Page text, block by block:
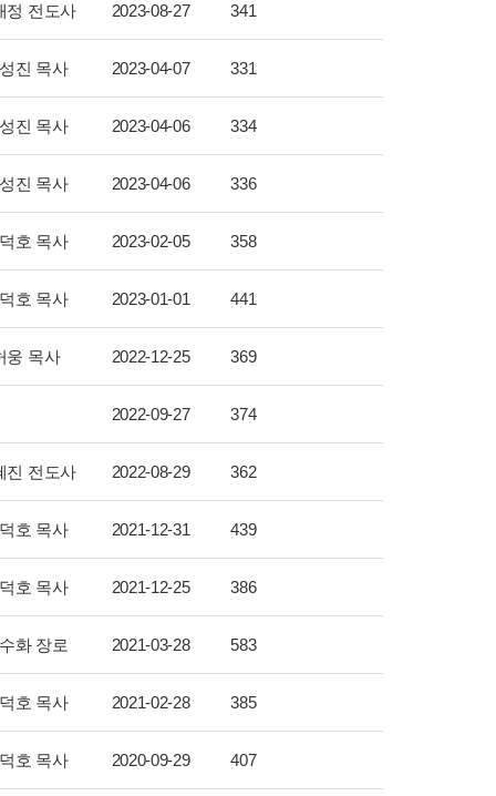
정 전도사 2023-08-27 341
진 목사 2023-04-07 331
진 목사 2023-04-06 334
진 목사 2023-04-06 336
호 목사 2023-02-05 358
호 목사 2023-01-01 441
웅 목사 2022-12-25 369
2022-09-27 374
진 전도사 2022-08-29 362
호 목사 2021-12-31 439
호 목사 2021-12-25 386
화 장로 2021-03-28 583
호 목사 2021-02-28 385
호 목사 2020-09-29 407